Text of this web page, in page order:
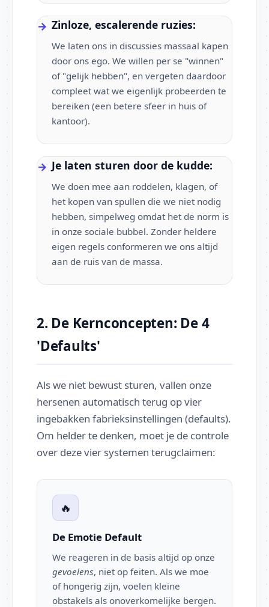
Zinloze, escalerende ruzies:
We laten ons in discussies massaal kapen
door ons ego. We willen per se "winnen"
of "gelijk hebben", en vergeten daardoor
compleet wat we eigenlijk probeerden te
bereiken (een betere sfeer in huis of
kantoor).
Je laten sturen door de kudde:
We doen mee aan roddelen, klagen, of
het kopen van spullen die we niet nodig
hebben, simpelweg omdat het de norm is
in onze sociale bubbel. Zonder heldere
eigen regels conformeren we ons altijd
aan de ruis van de massa.
2. De Kernconcepten: De 4
'Defaults'
Als we niet bewust sturen, vallen onze
hersenen automatisch terug op vier
ingebakken fabrieksinstellingen (defaults).
Om helder te denken, moet je de controle
over deze vier systemen terugclaimen:
🔥
De Emotie Default
We reageren in de basis altijd op onze
gevoelens, niet op feiten. Als we moe
of hongerig zijn, voelen kleine
obstakels als onoverkomelijke bergen.